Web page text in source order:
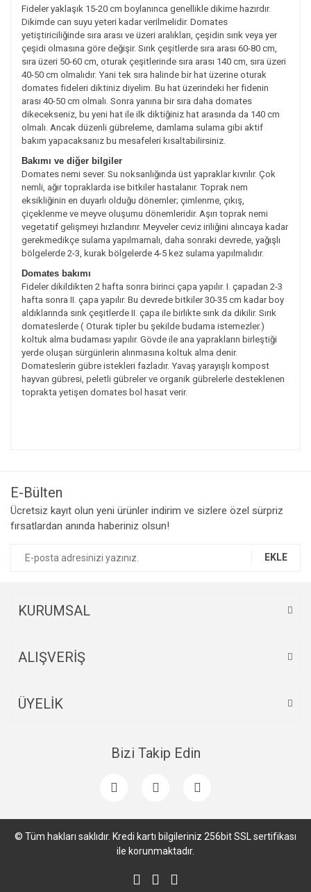
Fideler yaklaşık 15-20 cm boylanınca genellikle dikime hazırdır.
Dikimde can suyu yeteri kadar verilmelidir. Domates
yetiştiriciliğinde sıra arası ve üzeri aralıkları, çeşidin sırık veya yer
çeşidi olmasına göre değişir. Sırık çeşitlerde sıra arası 60-80 cm,
sıra üzeri 50-60 cm, oturak çeşitlerinde sıra arası 140 cm, sıra üzeri
40-50 cm olmalıdır. Yani tek sıra halinde bir hat üzerine oturak
domates fideleri diktiniz diyelim. Bu hat üzerindeki her fidenin
arası 40-50 cm olmalı. Sonra yanına bir sıra daha domates
dikecekseniz, bu yeni hat ile ilk diktiğiniz hat arasında da 140 cm
olmalı. Ancak düzenli gübreleme, damlama sulama gibi aktif
bakım yapacaksanız bu mesafeleri kısaltabilirsiniz.
Bakımı ve diğer bilgiler
Domates nemi sever. Su noksanlığında üst yapraklar kıvrılır. Çok
nemli, ağır topraklarda ise bitkiler hastalanır. Toprak nem
eksikliğinin en duyarlı olduğu dönemler; çimlenme, çıkış,
çiçeklenme ve meyve oluşumu dönemleridir. Aşırı toprak nemi
vegetatif gelişmeyi hızlandırır. Meyveler ceviz iriliğini alıncaya kadar
gerekmedikçe sulama yapılmamalı, daha sonraki devrede, yağışlı
bölgelerde 2-3, kurak bölgelerde 4-5 kez sulama yapılmalıdır.
Domates bakımı
Fideler dikildikten 2 hafta sonra birinci çapa yapılır. I. çapadan 2-3
hafta sonra II. çapa yapılır. Bu devrede bitkiler 30-35 cm kadar boy
aldıklarında sırık çeşitlerde II. çapa ile birlikte sırık da dikilir. Sırık
domateslerde ( Oturak tipler bu şekilde budama istemezler.)
koltuk alma budaması yapılır. Gövde ile ana yaprakların birleştiği
yerde oluşan sürgünlerin alınmasına koltuk alma denir.
Domateslerin gübre istekleri fazladır. Yavaş yarayışlı kompost
hayvan gübresi, peletli gübreler ve organik gübrelerle desteklenen
toprakta yetişen domates bol hasat verir.
Ürün resmi kalitesiz, bozuk veya görüntülenemiyor.
Ürün açıklamasında eksik bilgiler bulunuyor.
E-Bülten
Ücretsiz kayıt olun yeni ürünler indirim ve sizlere özel sürpriz
fırsatlardan anında haberiniz olsun!
EKLE
KURUMSAL
ALIŞVERİŞ
ÜYELİK
Bizi Takip Edin
© Tüm hakları saklıdır. Kredi kartı bilgileriniz 256bit SSL sertifikası
ile korunmaktadır.